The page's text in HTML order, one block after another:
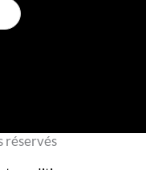
réservés